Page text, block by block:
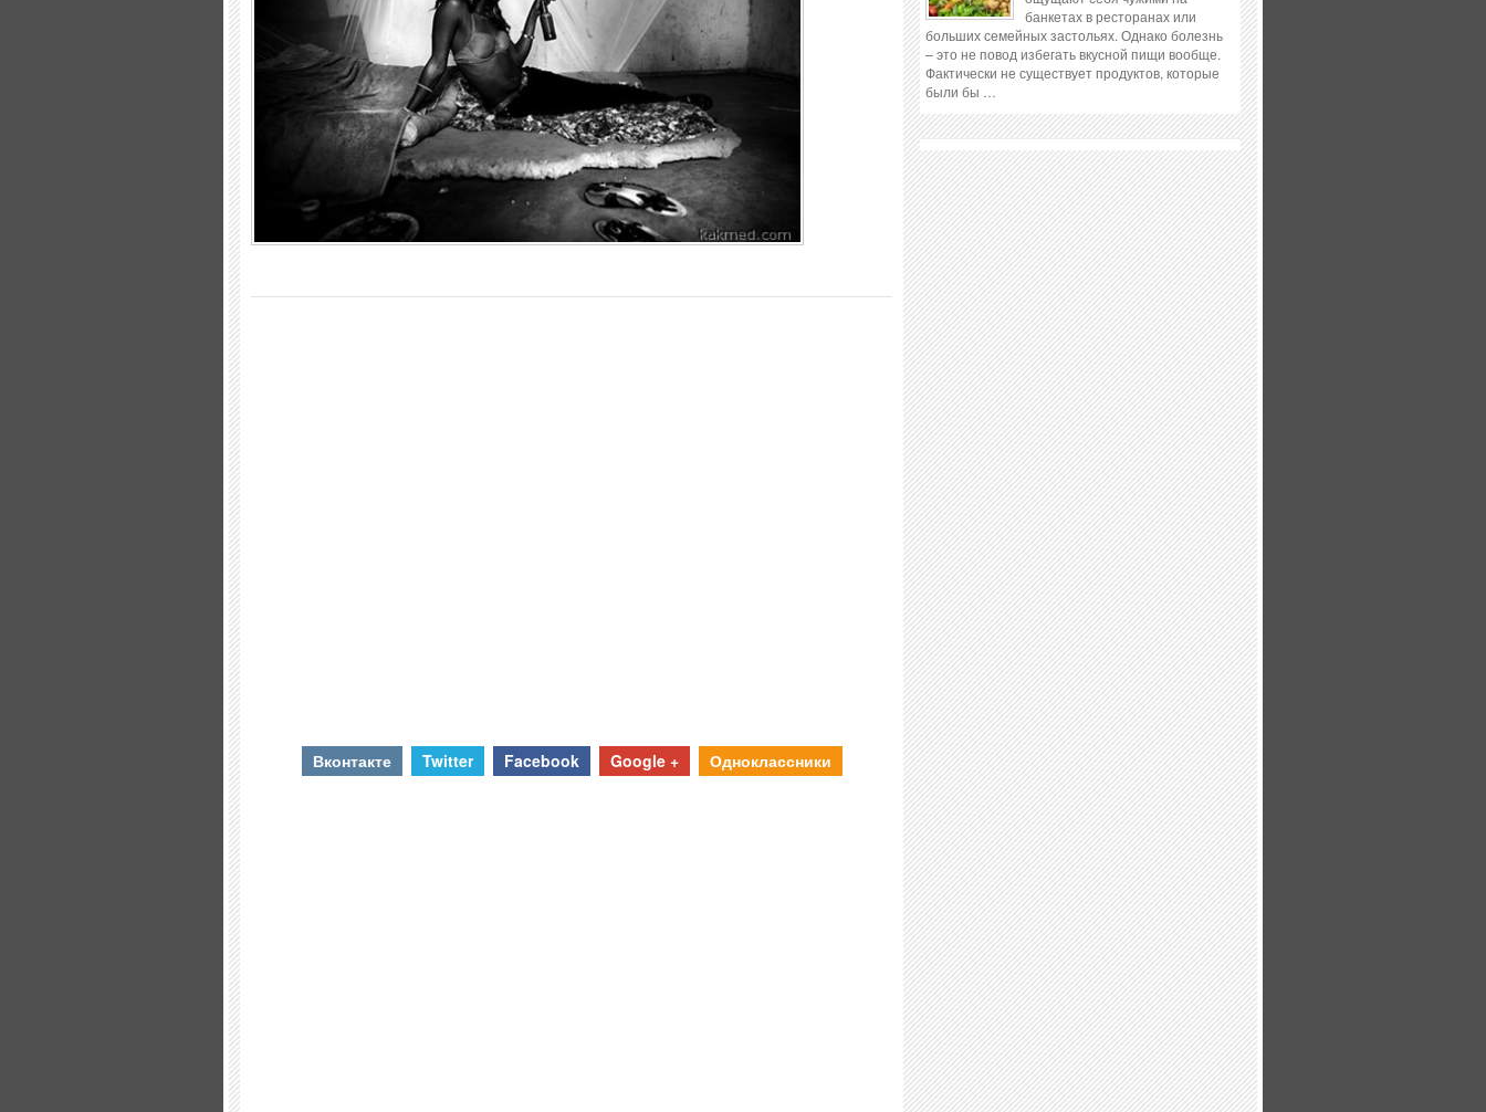
Вконтакте Twitter Facebook Google + Одноклассники
банкетах в ресторанах или
больших семейных застольях. Однако болезнь
– это не повод избегать вкусной пищи вообще.
Фактически не существует продуктов, которые
были бы …